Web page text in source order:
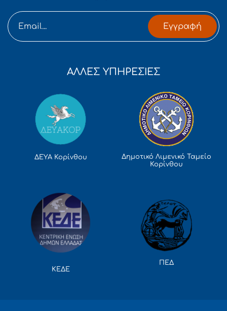
Εγγραφή
ΑΛΛΕΣ ΥΠΗΡΕΣΙΕΣ
ΔΕΥΑ Κορίνθου
Δημοτικό Λιμενικό Ταμείο
Κορίνθου
ΚΕΔΕ
ΠΕΔ